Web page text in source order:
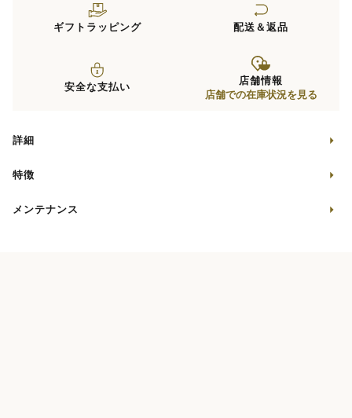
ギフトラッピング 配送＆返品
安全な支払い 店舗情報
店舗での在庫状況を見る
詳細
特徴
メンテナンス